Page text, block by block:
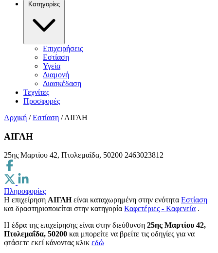
Κατηγορίες
Επιχειρήσεις
Εστίαση
Υγεία
Διαμονή
Διασκέδαση
Τεχνίτες
Προσφορές
Αρχική / Εστίαση / ΑΙΓΛΗ
ΑΙΓΛΗ
25ης Μαρτίου 42, Πτολεμαΐδα, 50200 2463023812
Πληροφορίες
Η επιχείρηση ΑΙΓΛΗείναι καταχωρημένη στην ενότητα Εστίαση
και δραστηριοποιείται στην κατηγορία Καφετέριες - Καφενεία .
H έδρα της επιχείρησης είναι στην διεύθυνση 25ης Μαρτίου 42,
Πτολεμαΐδα, 50200 και μπορείτε να βρείτε τις οδηγίες για να
φτάσετε εκεί κάνοντας κλικ εδώ